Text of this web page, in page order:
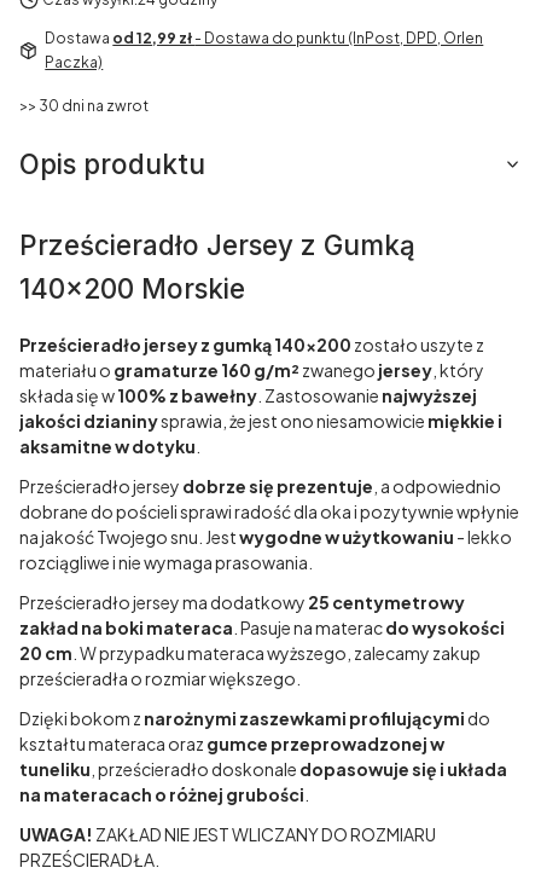
Dostawa od 12,99 zł - Dostawa do punktu (InPost, DPD, Orlen
Paczka)
>> 30 dni na zwrot
Opis produktu
Prześcieradło Jersey z Gumką
140x200 Morskie
Prześcieradło jersey z gumką 140x200 zostało uszyte z
materiału o gramaturze 160 g/m² zwanego jersey , który
składa się w100% z bawełny . Zastosowanie najwyższej
jakości dzianinysprawia, że jest ono niesamowicie miękkie i
aksamitne w dotyku
Prześcieradło jersey dobrze się prezentuje , a odpowiednio
dobrane do pościeli sprawi radość dla oka i pozytywnie wpłynie
na jakość Twojego snu. Jestwygodne w użytkowaniu - lekko
rozciągliwe i nie wymaga prasowania.
Prześcieradło jersey ma dodatkowy 25 centymetrowy
zakład na boki materaca . Pasuje na materacdo wysokości
20 cm . W przypadku materaca wyższego, zalecamy zakup
prześcieradła o rozmiar większego.
Dzięki bokom z narożnymi zaszewkami profilującymi do
kształtu materaca oraz gumce przeprowadzonej w
tuneliku , prześcieradło doskonale dopasowuje się i układa
na materacach o różnej grubości
UWAGA! ZAKŁAD NIE JEST WLICZANY DO ROZMIARU
PRZEŚCIERADŁA.